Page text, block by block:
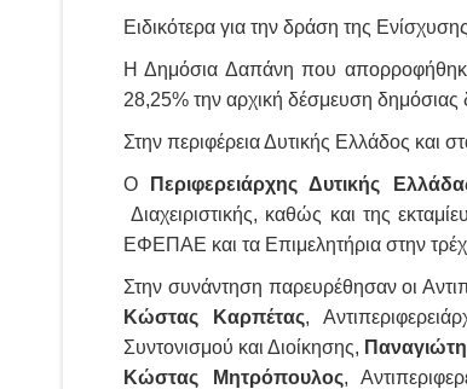
Ειδικότερα για την δράση της
Η Δημόσια Δαπάνη που
28,25% την αρχική δέσμευση
Στην περιφέρεια Δυτικής Ελλάδος και
Ο Περιφερειάρχης Δυτικής
Διαχειριστικής, καθώς και της
ΕΦΕΠΑΕ και τα Επιμελητήρια στην
Στην συνάντηση παρευρέθησαν οι
Κώστας Καρπέτας,
Συντονισμού και Διοίκησης,
Κώστας Μητρόπουλος,